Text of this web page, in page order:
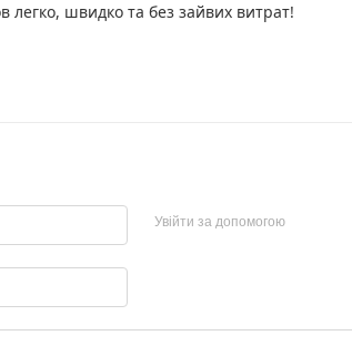
швидко та без зайвих витрат!
Увійти за допомогою